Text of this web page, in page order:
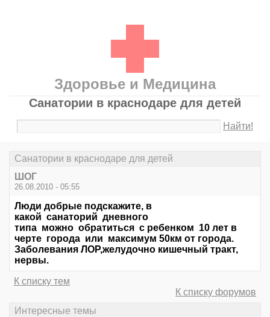
Здоровье и Медицина
Санатории в краснодаре для детей
Найти!
Санатории в краснодаре для детей
ШОГ
26.08.2010 - 05:55
Люди добрые подскажите, в
какой санаторий дневного
типа можно обратиться с ребенком 10 лет в
черте города или максимум 50км от города.
Заболевания ЛОР,желудочно кишечный тракт,
нервы.
К списку тем
К списку форумов
Интересные темы